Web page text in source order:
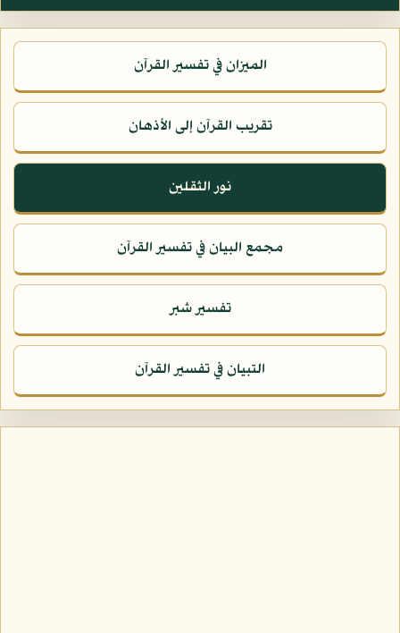
الميزان في تفسير القرآن
تقريب القرآن إلى الأذهان
نور الثقلين
مجمع البيان في تفسير القرآن
تفسير شبر
التبيان في تفسير القرآن